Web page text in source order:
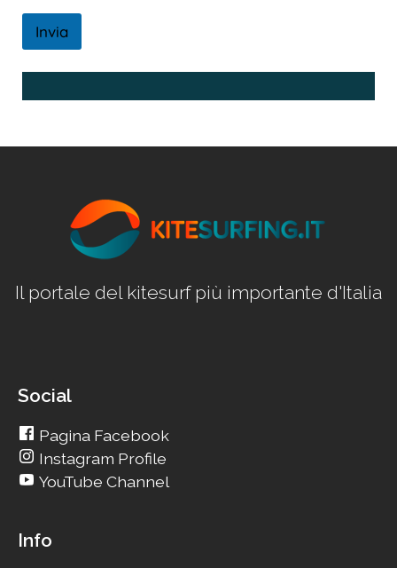
Invia
Il portale del kitesurf più importante d'Italia
Social
Pagina Facebook
Instagram Profile
YouTube Channel
Info